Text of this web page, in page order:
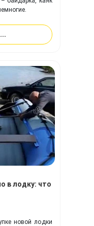
в лодку: что
новой лодки